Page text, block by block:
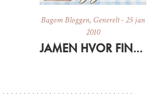
Bagom Bloggen,Generelt-25 jan
2010
JAMEN HVOR FINT ALTSÅ